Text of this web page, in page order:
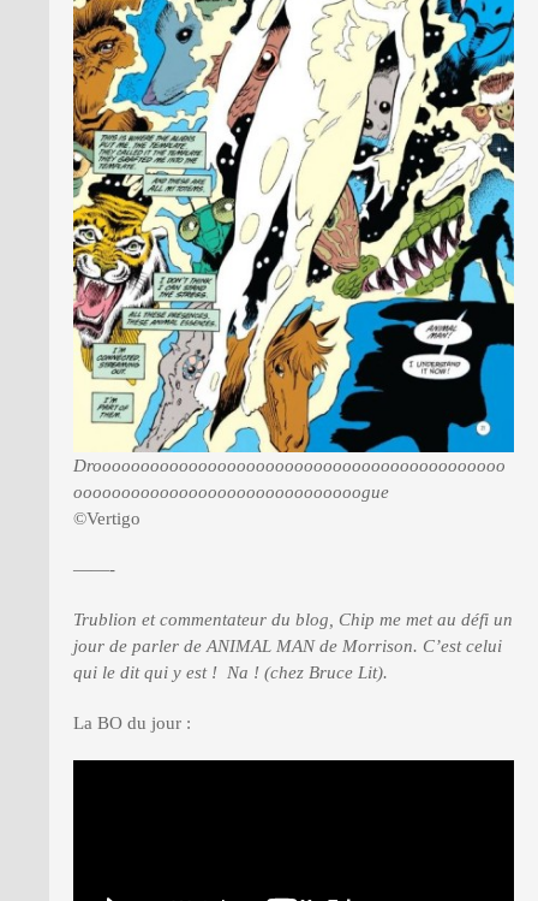
Drooooooooooooooooooooooooooooooooooooooooooo
oooooooooooooooooooooooooooooogue
©Vertigo
——-
Trublion et commentateur du blog, Chip me met au défi un
jour de parler de ANIMAL MAN de Morrison. C’est celui
qui le dit qui y est ! Na ! (chez Bruce Lit).
La BO du jour :